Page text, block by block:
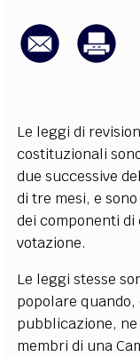
CODICI RUBRICHE
Le leggi di
costituzionali
due successive
di tre mesi, e
dei componenti di
votazione.
Le leggi stesse
popolare
pubblicazione,
membri di una